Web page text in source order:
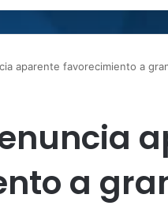
aparente favorecimiento a
a